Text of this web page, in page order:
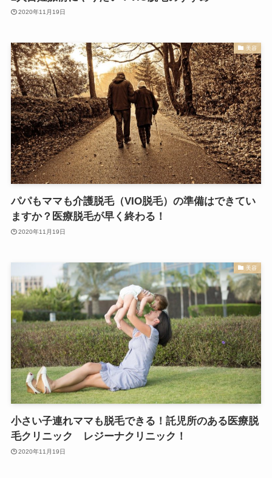
2020年11月19日
美容
パパもママも介護脱毛（VIO脱毛）の準備はできてい
ますか？医療脱毛が早く終わる！
2020年11月19日
美容
小さい子連れママも脱毛できる！託児所のある医療脱
毛クリニック レジーナクリニック！
2020年11月19日